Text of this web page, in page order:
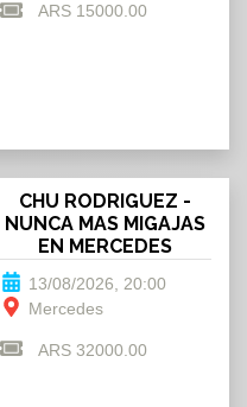
ARS 15000.00
CHU RODRIGUEZ -
NUNCA MAS MIGAJAS
EN MERCEDES
13/08/2026, 20:00
Mercedes
ARS 32000.00